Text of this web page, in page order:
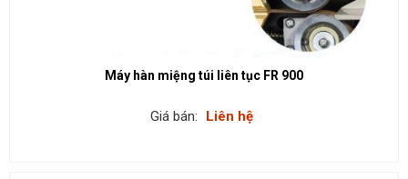
Máy hàn miệng túi liên tục FR 900
Giá bán: Liên hệ